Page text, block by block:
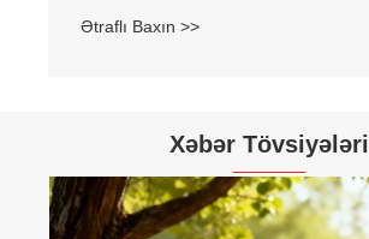
Ətraflı Baxın >>
Xəbər Tövsiyələri